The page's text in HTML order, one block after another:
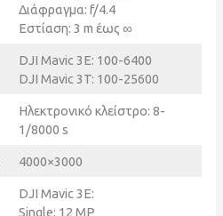
Διάφραγμα: f/4.4
Εστίαση: 3 m έως ∞
DJI Mavic 3E: 100-6400
DJI Mavic 3T: 100-25600
Ηλεκτρονικό κλείστρο: 8-
1/8000 s
4000×3000
DJI Mavic 3E:
Single: 12 MP